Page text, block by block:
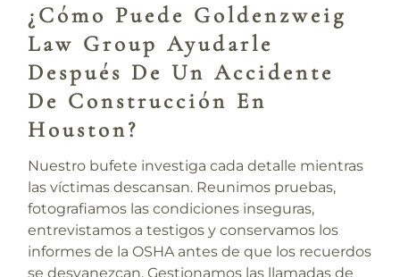
¿Cómo Puede Goldenzweig
Law Group Ayudarle
Después De Un Accidente
De Construcción En
Houston?
Nuestro bufete investiga cada detalle mientras
las víctimas descansan. Reunimos pruebas,
fotografiamos las condiciones inseguras,
entrevistamos a testigos y conservamos los
informes de la OSHA antes de que los recuerdos
se desvanezcan. Gestionamos las llamadas de